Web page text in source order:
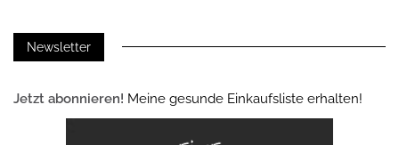
Newsletter
Jetzt abonnieren! Meine gesunde Einkaufsliste erhalten!